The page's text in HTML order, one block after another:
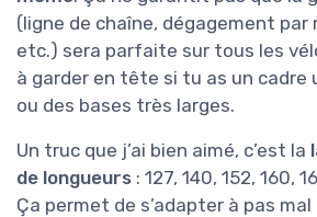
(ligne de chaîne, dégagement par
etc.) sera parfaite sur tous les
à garder en tête si tu as un cadre
ou des bases très larges.
Un truc que j’ai bien aimé, c’est la
de longueurs : 127, 140, 152, 160,
Ça permet de s’adapter à pas